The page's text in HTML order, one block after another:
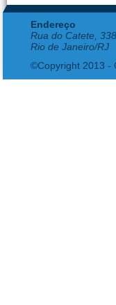
Endereço
Rua do Catete,
Rio de Janeiro/RJ
©Copyright 2013 -